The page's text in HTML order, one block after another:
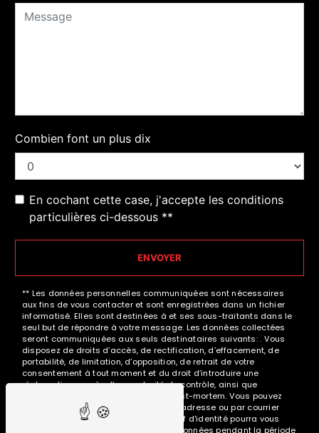
Combien font un plus dix
En cochant cette case, j'accepte les conditions
particulières ci-dessous **
ENVOYER
** Les données personnelles communiquées sont nécessaires
aux fins de vous contacter et sont enregistrées dans un fichier
informatisé. Elles sont destinées à et ses sous-traitants dans le
seul but de répondre à votre message. Les données collectées
seront communiquées aux seuls destinataires suivants: . Vous
disposez de droits d’accès, de rectification, d’effacement, de
portabilité, de limitation, d’opposition, de retrait de votre
consentement à tout moment et du droit d’introduire une
réclamation auprès d’une autorité de contrôle, ainsi que
d’organiser le sort de vos données post-mortem. Vous pouvez
exercer ces droits par voie postale à l'adresse ou par courrier
électronique à l'adresse . Un justificatif d'identité pourra vous
être demandé. Nous conservons vos données pendant la période